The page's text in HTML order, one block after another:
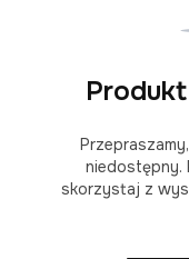
niedostępny.
skorzystaj z